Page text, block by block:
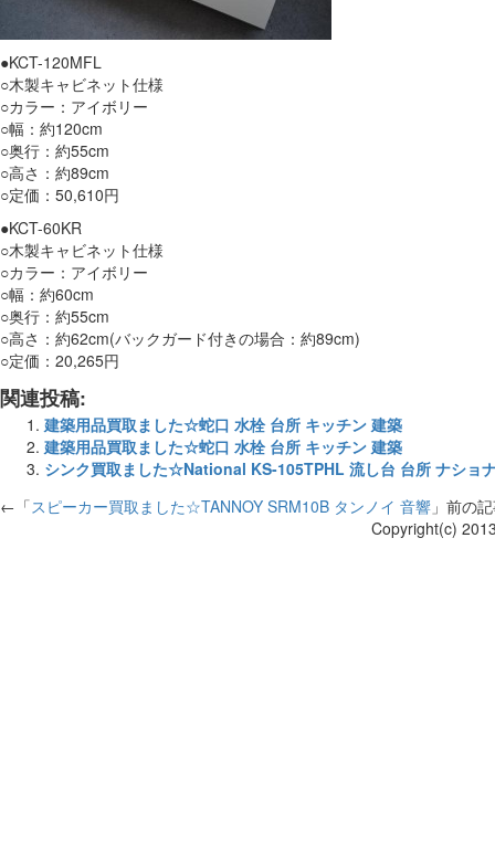
●KCT-120MFL
○木製キャビネット仕様
○カラー：アイボリー
○幅：約120cm
○奥行：約55cm
○高さ：約89cm
○定価：50,610円
●KCT-60KR
○木製キャビネット仕様
○カラー：アイボリー
○幅：約60cm
○奥行：約55cm
○高さ：約62cm(バックガード付きの場合：約89cm)
○定価：20,265円
関連投稿:
建築用品買取ました☆蛇口 水栓 台所 キッチン 建築
建築用品買取ました☆蛇口 水栓 台所 キッチン 建築
シンク買取ました☆National KS-105TPHL 流し台 台所 ナショ
←「スピーカー買取ました☆TANNOY SRM10B タンノイ 音響 」前の
Copyright(c)